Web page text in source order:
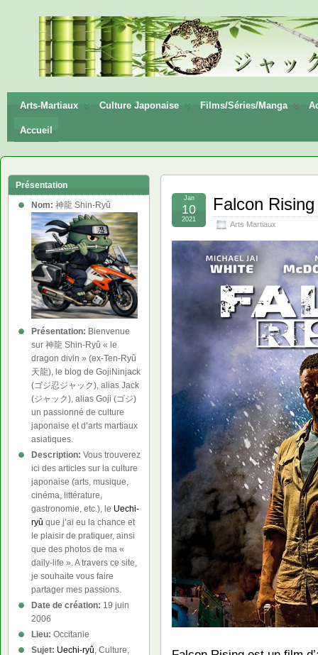
神龍
Shin-
Ryū
Arts-Martiaux Culture Japonaise Films/Séries/Manga
Accueil
Falcon Rising
Arts Martiaux
Jan
10
2021
Présentation
Nom: 神龍 Shin-Ryû
Présentation: Bienvenue
sur 神龍 Shin-Ryû « le
dragon divin » (ex-Ten-Ryû
天龍), le blog de GojiNinjack
(ゴジ忍ジャック), alias Jack
(ジャック), alias Goji (ゴジ)
un passionné de culture
japonaise et d’arts martiaux
asiatiques.
Description: Vous trouverez
ici des articles sur la culture
japonaise (arts, musique,
cinéma, littérature,
gastronomie, etc.), le Uechi-
ryû que j’ai eu la chance et
le plaisir de pratiquer, ainsi
que des photos de ma «
daily-life ». A travers ce site,
je souhaite vous faire
partager mes passions.
Date de création: 19 juin
2006
Lieu: Occitanie
Sujet: Uechi-ryû, Culture,